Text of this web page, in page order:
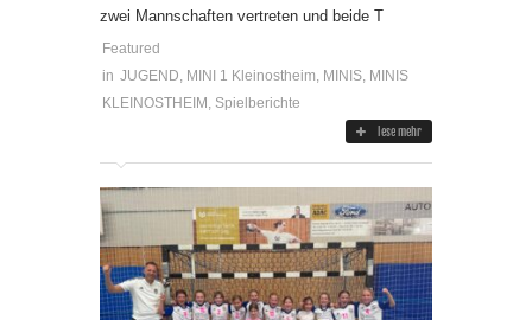
zwei Mannschaften vertreten und beide T
Featured
in JUGEND MINI 1 Kleinostheim MINIS MINIS
KLEINOSTHEIM Spielberichte
lese mehr